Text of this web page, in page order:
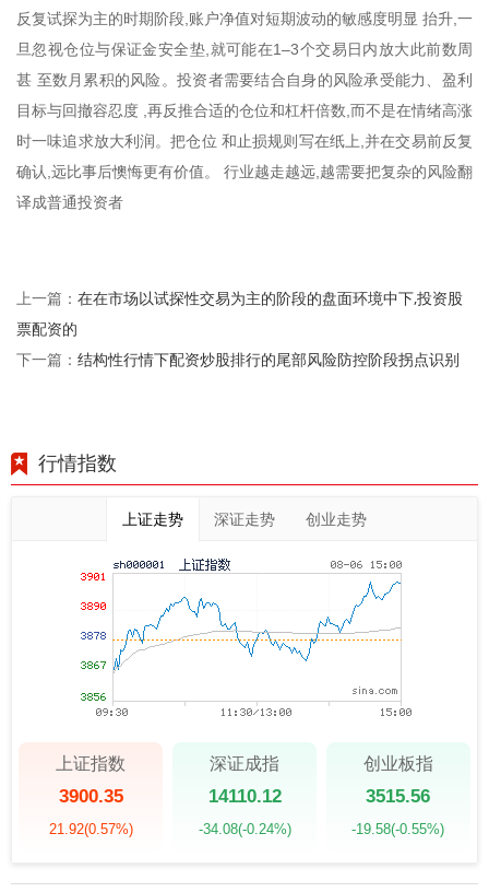
反复试探为主的时期阶段,账户净值对短期波动的敏感度明显 抬升,一
旦忽视仓位与保证金安全垫,就可能在1–3个交易日内放大此前数周
甚 至数月累积的风险。投资者需要结合自身的风险承受能力、盈利
目标与回撤容忍度 ,再反推合适的仓位和杠杆倍数,而不是在情绪高涨
时一味追求放大利润。把仓位 和止损规则写在纸上,并在交易前反复
确认,远比事后懊悔更有价值。 行业越走越远,越需要把复杂的风险翻
译成普通投资者
上一篇： 在在市场以试探性交易为主的阶段的盘面环境中下,投资股
票配资的
下一篇： 结构性行情下配资炒股排行的尾部风险防控阶段拐点识别
行情指数
上证走势 深证走势 创业走势
上证指数
3900.35
21.92(0.57%)
深证成指
14110.12
-34.08(-0.24%)
创业板指
3515.56
-19.58(-0.55%)